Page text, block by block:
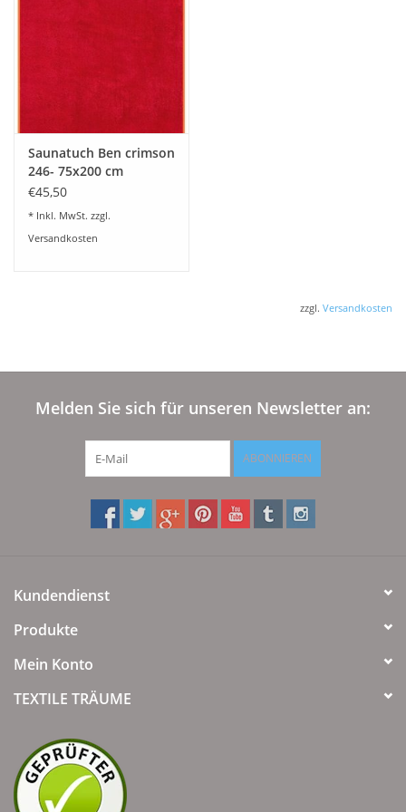
Saunatuch Ben crimson
246- 75x200 cm
€45,50
* Inkl. MwSt. zzgl.
Versandkosten
zzgl. Versandkosten
Melden Sie sich für unseren Newsletter an:
ABONNIEREN
Kundendienst
Produkte
Mein Konto
TEXTILE TRÄUME